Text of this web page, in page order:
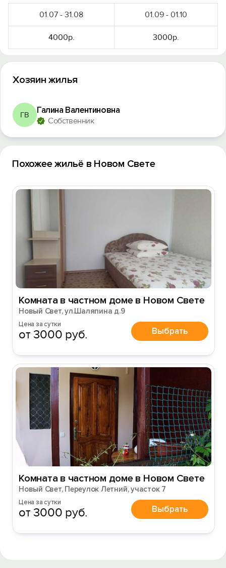
01.07 - 31.08 01.09 - 01.10
4000р. 3000р.
Хозяин жилья
ГВ Галина Валентиновна
Собственник
Похожее жильё в Новом Свете
Комната в частном доме в Новом Свете
Новый Свет, ул.Шаляпина д.9
Цена за сутки
от 3000 руб. Выбрать
Комната в частном доме в Новом Свете
Новый Свет, Переулок Летний, участок 7
Цена за сутки
от 3000 руб. Выбрать
Войти
Войти с помощью